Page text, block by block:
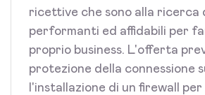
ricettive che sono alla ricerca
performanti ed affidabili per
proprio business. L'offerta
protezione della connessione
l'installazione di un firewall